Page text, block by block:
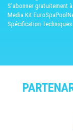
S'abonner gratuitement
Media Kit
Spécification